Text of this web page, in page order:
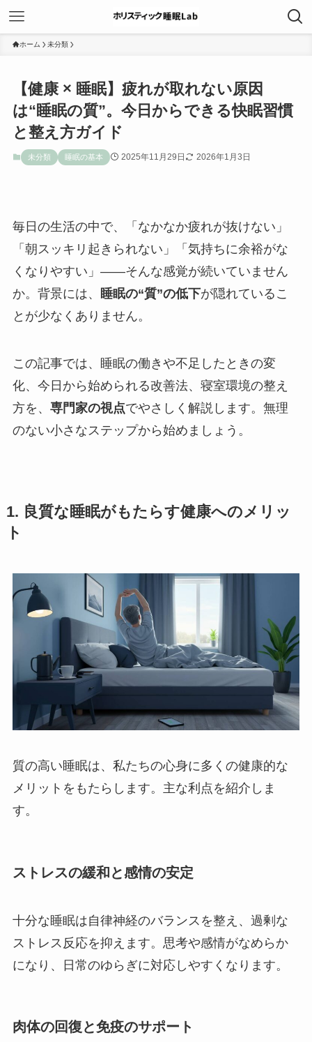
ホーム 未分類
【健康 × 睡眠】疲れが取れない原因
は“睡眠の質”。今日からできる快眠習慣
と整え方ガイド
未分類 睡眠の基本 2025年11月29日 2026年1月3日
毎日の生活の中で、「なかなか疲れが抜けない」
「朝スッキリ起きられない」「気持ちに余裕がな
くなりやすい」——そんな感覚が続いていません
か。背景には、
睡眠の“質”の低下が隠れているこ
とが少なくありません。
この記事では、睡眠の働きや不足したときの変
化、今日から始められる改善法、寝室環境の整え
方を、 専門家の視点でやさしく解説します。無理
のない小さなステップから始めましょう。
1. 良質な睡眠がもたらす健康へのメリッ
ト
質の高い睡眠は、私たちの心身に多くの健康的な
メリットをもたらします。主な利点を紹介しま
す。
ストレスの緩和と感情の安定
十分な睡眠は自律神経のバランスを整え、過剰な
ストレス反応を抑えます。思考や感情がなめらか
になり、日常のゆらぎに対応しやすくなります。
肉体の回復と免疫のサポート